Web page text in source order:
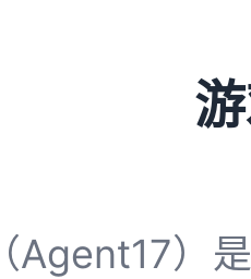
Agent17）